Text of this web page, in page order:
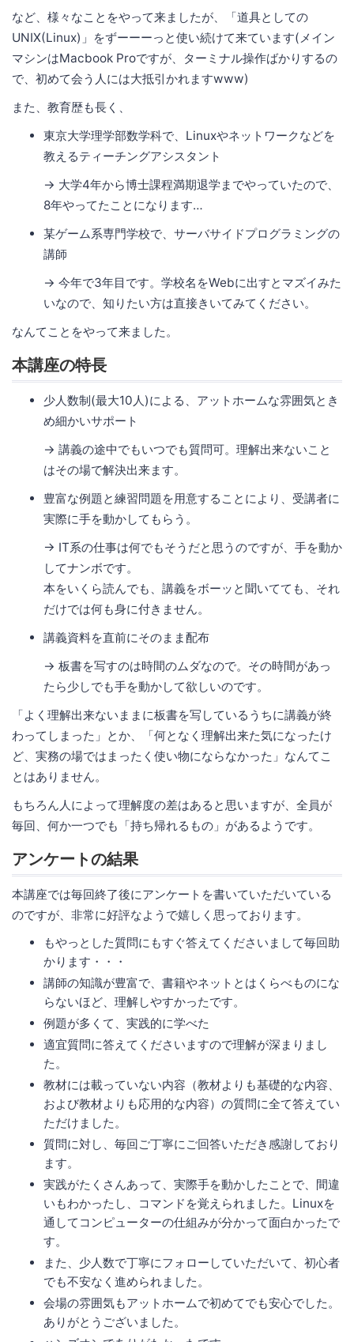
など、様々なことをやって来ましたが、「道具としての
UNIX(Linux)」をずーーーっと使い続けて来ています(メイン
マシンはMacbook Proですが、ターミナル操作ばかりするの
で、初めて会う人には大抵引かれますwww)
また、教育歴も長く、
東京大学理学部数学科で、Linuxやネットワークなどを
教えるティーチングアシスタント
→ 大学4年から博士課程満期退学までやっていたので、
8年やってたことになります…
某ゲーム系専門学校で、サーバサイドプログラミングの
講師
→ 今年で3年目です。学校名をWebに出すとマズイみた
いなので、知りたい方は直接きいてみてください。
なんてことをやって来ました。
本講座の特長
少人数制(最大10人)による、アットホームな雰囲気とき
め細かいサポート
→ 講義の途中でもいつでも質問可。理解出来ないこと
はその場で解決出来ます。
豊富な例題と練習問題を用意することにより、受講者に
実際に手を動かしてもらう。
→ IT系の仕事は何でもそうだと思うのですが、手を動か
してナンボです。
本をいくら読んでも、講義をボーッと聞いてても、それ
だけでは何も身に付きません。
講義資料を直前にそのまま配布
→ 板書を写すのは時間のムダなので。その時間があっ
たら少しでも手を動かして欲しいのです。
「よく理解出来ないままに板書を写しているうちに講義が終
わってしまった」とか、「何となく理解出来た気になったけ
ど、実務の場ではまったく使い物にならなかった」なんてこ
とはありません。
もちろん人によって理解度の差はあると思いますが、全員が
毎回、何か一つでも「持ち帰れるもの」があるようです。
アンケートの結果
本講座では毎回終了後にアンケートを書いていただいている
のですが、非常に好評なようで嬉しく思っております。
もやっとした質問にもすぐ答えてくださいまして毎回助
かります・・・
講師の知識が豊富で、書籍やネットとはくらべものにな
らないほど、理解しやすかったです。
例題が多くて、実践的に学べた
適宜質問に答えてくださいますので理解が深まりまし
た。
教材には載っていない内容（教材よりも基礎的な内容、
および教材よりも応用的な内容）の質問に全て答えてい
ただけました。
質問に対し、毎回ご丁寧にご回答いただき感謝しており
ます。
実践がたくさんあって、実際手を動かしたことで、間違
いもわかったし、コマンドを覚えられました。Linuxを
通してコンピューターの仕組みが分かって面白かったで
す。
また、少人数で丁寧にフォローしていただいて、初心者
でも不安なく進められました。
会場の雰囲気もアットホームで初めてでも安心でした。
ありがとうございました。